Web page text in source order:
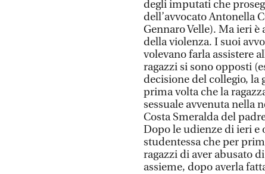
degli imputati che
dell’avvocato Antonella
Gennaro Velle). Ma ieri
della violenza. I suoi
volevano farla assistere
ragazzi si sono opposti
decisione del collegio, la
prima volta che la
sessuale avvenuta nella
Costa Smeralda del
Dopo le udienze di ieri e
studentessa che per
ragazzi di aver abusato
assieme, dopo averla